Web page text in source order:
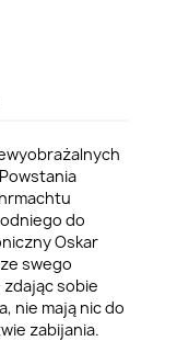
do
Oskar
swego
sobie
nie mają nic do
zabijania.